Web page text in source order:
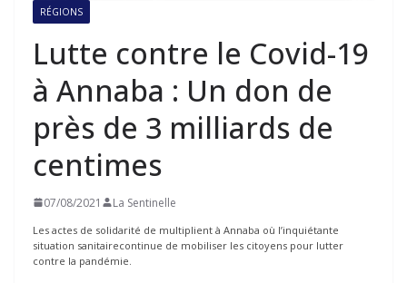
RÉGIONS
Lutte contre le Covid-19
à Annaba : Un don de
près de 3 milliards de
centimes
07/08/2021 La Sentinelle
Les actes de solidarité de multiplient à Annaba où l’inquiétante
situation sanitairecontinue de mobiliser les citoyens pour lutter
contre la pandémie.